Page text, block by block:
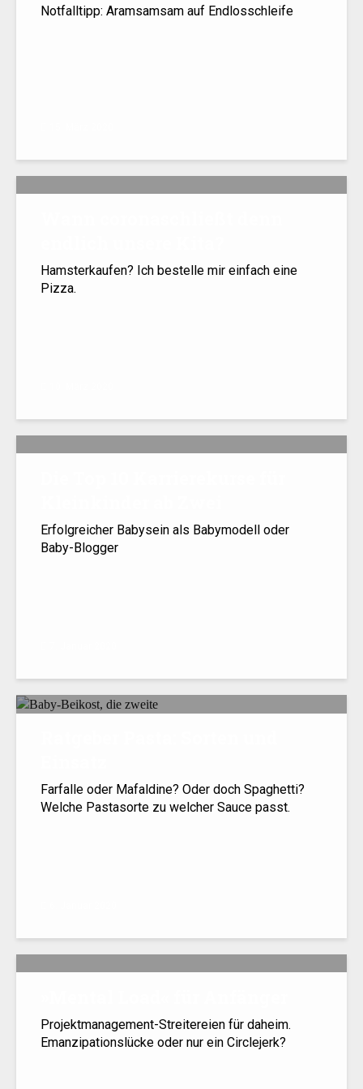
Notfalltipp: Aramsamsam auf Endlosschleife
Hamsterkaufen? Ich bestelle mir einfach eine
Pizza.
Erfolgreicher Babysein als Babymodell oder
Baby-Blogger
Farfalle oder Mafaldine? Oder doch Spaghetti?
Welche Pastasorte zu welcher Sauce passt.
Projektmanagement-Streitereien für daheim.
Emanzipationslücke oder nur ein Circlejerk?